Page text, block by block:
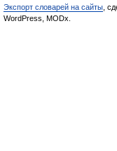
Экспорт словарей на сайты ,
WordPress, MODx.